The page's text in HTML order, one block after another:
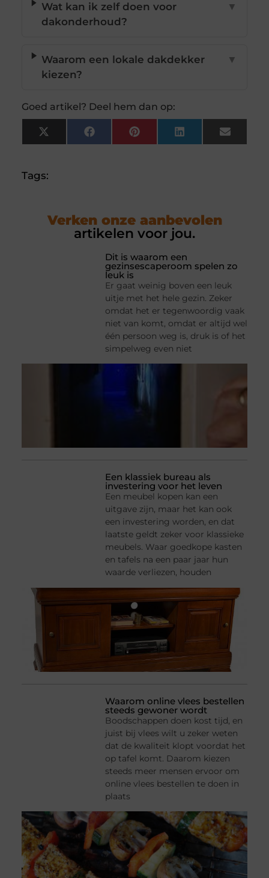
Wat kan ik zelf doen voor
dakonderhoud?
▼
Waarom een lokale dakdekker
kiezen?
▼
Goed artikel? Deel hem dan op:
X
(Twitter)
FacebookPinterestLinkedInEmail
Tags:
Verken onze aanbevolen
artikelen voor jou.
Dit is waarom een
gezinsescaperoom spelen zo
leuk is
Er gaat weinig boven een leuk
uitje met het hele gezin. Zeker
omdat het er tegenwoordig vaak
niet van komt, omdat er altijd wel
één persoon weg is, druk is of het
simpelweg even niet
Een klassiek bureau als
investering voor het leven
Een meubel kopen kan een
uitgave zijn, maar het kan ook
een investering worden, en dat
laatste geldt zeker voor klassieke
meubels. Waar goedkope kasten
en tafels na een paar jaar hun
waarde verliezen, houden
Waarom online vlees bestellen
steeds gewoner wordt
Boodschappen doen kost tijd, en
juist bij vlees wilt u zeker weten
dat de kwaliteit klopt voordat het
op tafel komt. Daarom kiezen
steeds meer mensen ervoor om
online vlees bestellen te doen in
plaats